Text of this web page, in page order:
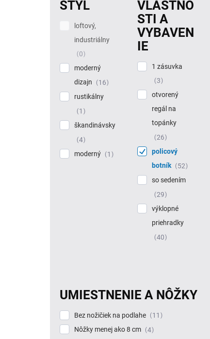
ŠTÝL
loftový,
industriálny
0
moderný
dizajn
16
rustikálny
1
škandinávsky
4
moderný
1
VLASTNO
STI A
VYBAVEN
IE
1 zásuvka
3
otvorený
regál na
topánky
26
policový
botník
52
so sedením
29
výklopné
priehradky
40
UMIESTNENIE A NÔŽKY
Bez nožičiek na podlahe
11
Nôžky menej ako 8 cm
4